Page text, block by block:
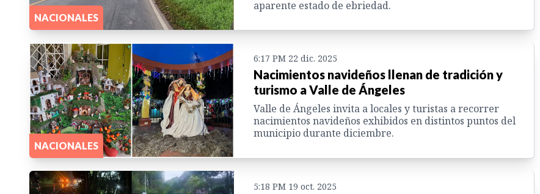
NACIONALES
aparente estado de ebriedad.
NACIONALES
6:17 PM 22 dic. 2025
Nacimientos navideños llenan de tradición y
turismo a Valle de Ángeles
Valle de Ángeles invita a locales y turistas a recorrer
nacimientos navideños exhibidos en distintos puntos del
municipio durante diciembre.
5:18 PM 19 oct. 2025